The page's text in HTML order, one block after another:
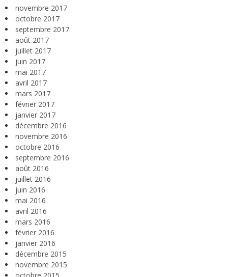
novembre 2017
octobre 2017
septembre 2017
août 2017
juillet 2017
juin 2017
mai 2017
avril 2017
mars 2017
février 2017
janvier 2017
décembre 2016
novembre 2016
octobre 2016
septembre 2016
août 2016
juillet 2016
juin 2016
mai 2016
avril 2016
mars 2016
février 2016
janvier 2016
décembre 2015
novembre 2015